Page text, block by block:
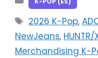
Etiquetas
2026 K-Pop,
NewJeans, HUNTR/
Merchandising K-